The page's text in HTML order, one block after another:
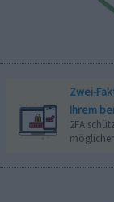
Zwei-
Ihrem
2FA